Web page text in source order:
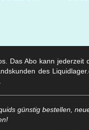
Das Abo kann jederzeit
des
günstig bestellen,